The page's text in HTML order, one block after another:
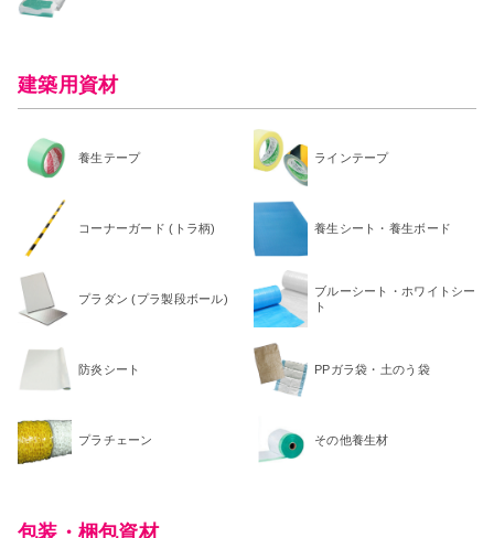
建築用資材
養生テープ ラインテープ
コーナーガード (トラ柄) 養生シート・養生ボード
プラダン (プラ製段ボール)
ブルーシート・ホワイトシー
ト
防炎シート PPガラ袋・土のう袋
プラチェーン その他養生材
包装・梱包資材